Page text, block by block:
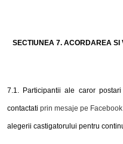
SECTIUNEA 7. ACORDAREA SI
7.1. Participantii ale caror
contactatiprin mesaje pe Facebook
alegerii castigatorului pentru